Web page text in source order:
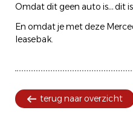
Omdat dit geen auto is… dit
En omdat je met deze
leasebak.
terug naar overzicht